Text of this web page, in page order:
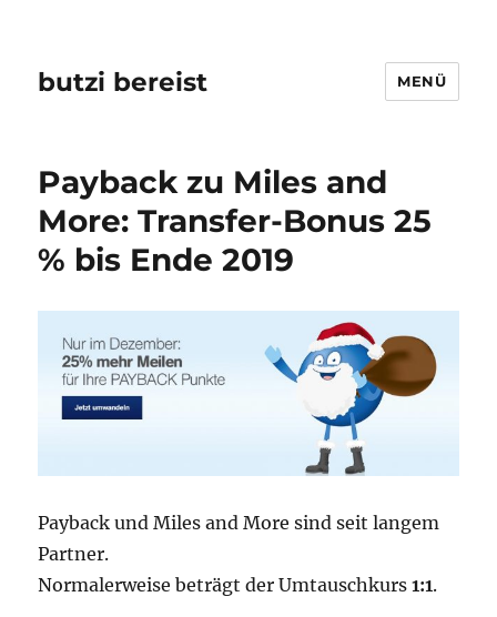
butzi bereist MENÜ
Payback zu Miles and
More: Transfer-Bonus 25
% bis Ende 2019
Payback und Miles and More sind seit langem
Partner.
Normalerweise beträgt der Umtauschkurs1:1.